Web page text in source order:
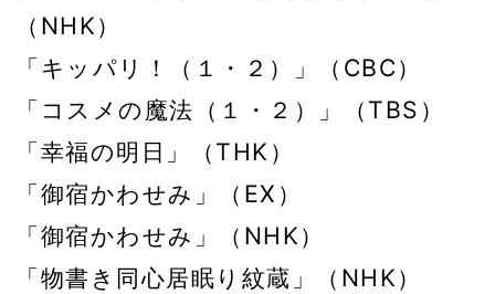
（NHK）
「キッパリ！（１・２）」（CBC）
「コスメの魔法（１・２）」（TBS）
「幸福の明日」（THK）
「御宿かわせみ」（EX）
「御宿かわせみ」（NHK）
「物書き同心居眠り紋蔵」（NHK）